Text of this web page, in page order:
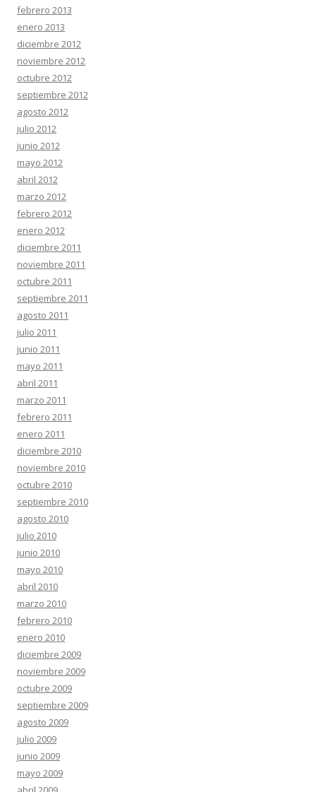
febrero 2013
enero 2013
diciembre 2012
noviembre 2012
octubre 2012
septiembre 2012
agosto 2012
julio 2012
junio 2012
mayo 2012
abril 2012
marzo 2012
febrero 2012
enero 2012
diciembre 2011
noviembre 2011
octubre 2011
septiembre 2011
agosto 2011
julio 2011
junio 2011
mayo 2011
abril 2011
marzo 2011
febrero 2011
enero 2011
diciembre 2010
noviembre 2010
octubre 2010
septiembre 2010
agosto 2010
julio 2010
junio 2010
mayo 2010
abril 2010
marzo 2010
febrero 2010
enero 2010
diciembre 2009
noviembre 2009
octubre 2009
septiembre 2009
agosto 2009
julio 2009
junio 2009
mayo 2009